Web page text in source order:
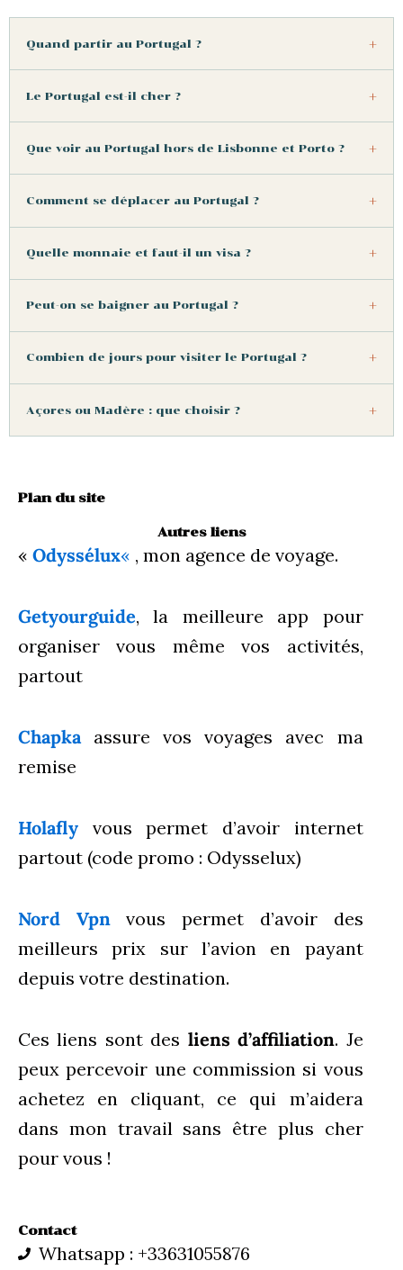
Quand partir au Portugal ?
Le Portugal est-il cher ?
Que voir au Portugal hors de Lisbonne et Porto ?
Comment se déplacer au Portugal ?
Quelle monnaie et faut-il un visa ?
Peut-on se baigner au Portugal ?
Combien de jours pour visiter le Portugal ?
Açores ou Madère : que choisir ?
Plan du site
Autres liens
« Odyssélux« , mon agence de voyage.
Getyourguide, la meilleure app pour
organiser vous même vos activités,
partout
Chapkaassure vos voyages avec ma
remise
Holafly vous permet d’avoir internet
partout (code promo : Odysselux)
Nord Vpnvous permet d’avoir des
meilleurs prix sur l’avion en payant
depuis votre destination.
Ces liens sont des liens d’affiliation. Je
peux percevoir une commission si vous
achetez en cliquant, ce qui m’aidera
dans mon travail sans être plus cher
pour vous !
Contact
Whatsapp : +33631055876